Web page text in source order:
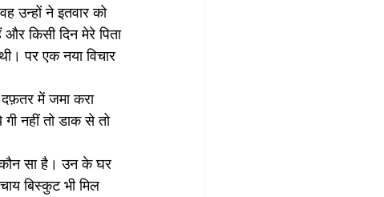
उन्हों ने इतवार को
किसी दिन मेरे पिता
पर एक नया विचार
दफ़तर में जमा करा
नहीं तो डाक से तो
सा है। उन के घर
बिस्कुट भी मिल